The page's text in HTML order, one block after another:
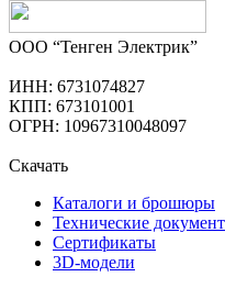
ООО “Тенген Электрик”
ИНН: 6731074827
КПП: 673101001
ОГРН: 10967310048097
Скачать
Каталоги и брошюры
Технические
Сертификаты
3D-модели